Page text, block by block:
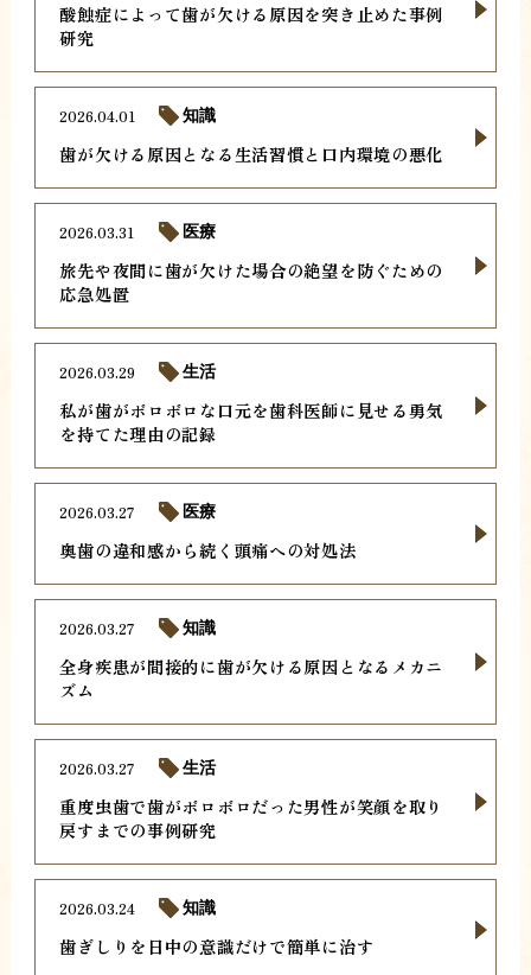
酸蝕症によって歯が欠ける原因を突き止めた事例
研究
歯が欠ける原因となる生活習慣と口内環境の悪化
2026.04.01 知識
旅先や夜間に歯が欠けた場合の絶望を防ぐための
応急処置
2026.03.31 医療
私が歯がボロボロな口元を歯科医師に見せる勇気
を持てた理由の記録
2026.03.29 生活
奥歯の違和感から続く頭痛への対処法
2026.03.27 医療
全身疾患が間接的に歯が欠ける原因となるメカニ
ズム
2026.03.27 知識
重度虫歯で歯がボロボロだった男性が笑顔を取り
戻すまでの事例研究
2026.03.27 生活
歯ぎしりを日中の意識だけで簡単に治す
2026.03.24 知識